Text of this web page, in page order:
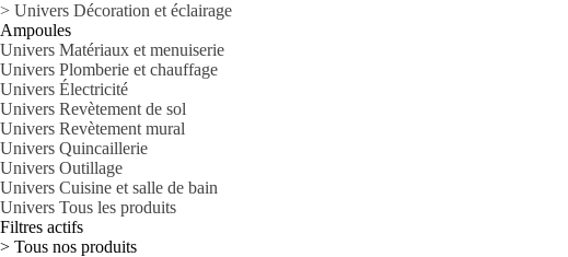
> Univers Décoration et éclairage
Ampoules
Univers Matériaux et menuiserie
Univers Plomberie et chauffage
Univers Électricité
Univers Revètement de sol
Univers Revètement mural
Univers Quincaillerie
Univers Outillage
Univers Cuisine et salle de bain
Univers Tous les produits
Filtres actifs
> Tous nos produits